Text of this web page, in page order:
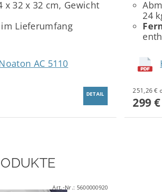
x 32 x 32 cm, Gewicht
Lieferumfang
AC 5110
DETAIL
24
299 €
Art.-Nr.: 5600000920